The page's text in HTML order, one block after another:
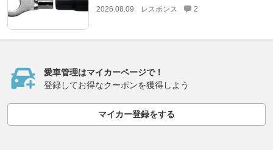
2026.08.09 レスポンス 2
愛車管理はマイカーページで！
登録してお得なクーポンを獲得しよう
マイカー登録をする